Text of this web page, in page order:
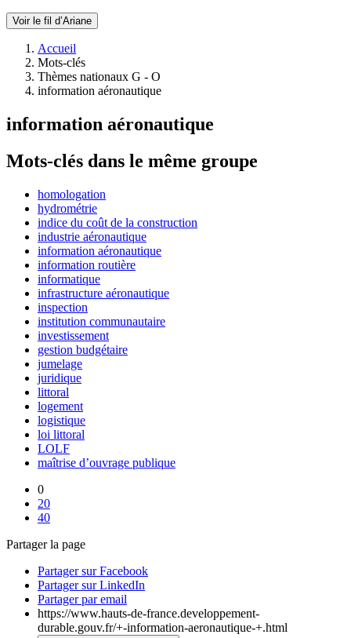
Voir le fil d’Ariane
Accueil
Mots-clés
Thèmes nationaux G - O
information aéronautique
information aéronautique
Mots-clés dans le même groupe
homologation
hydrométrie
indice du coût de la construction
industrie aéronautique
information aéronautique
information routière
informatique
infrastructure aéronautique
inspection
institution communautaire
investissement
gestion budgétaire
jumelage
juridique
littoral
logement
logistique
loi littoral
LOLF
maîtrise d’ouvrage publique
0
20
40
Partager la page
Partager sur Facebook
Partager sur LinkedIn
Partager par email
https://www.hauts-de-france.developpement-
durable.gouv.fr/+-information-aeronautique-+.html